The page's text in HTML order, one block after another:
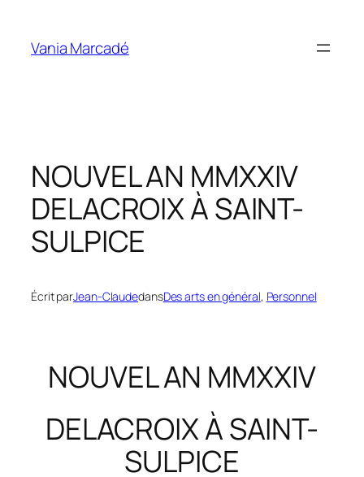
contenu
Vania Marcadé
NOUVEL AN MMXXIV
DELACROIX À SAINT-
SULPICE
Écrit parJean-ClaudedansDes arts en général, Personnel
NOUVEL AN MMXXIV
DELACROIX À SAINT-
SULPICE